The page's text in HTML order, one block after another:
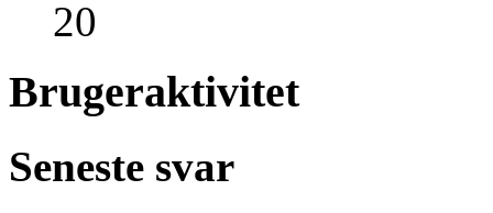
20
Brugeraktivitet
Seneste svar